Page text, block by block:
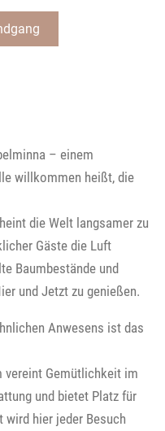
– einem
willkommen heißt, die
die Welt langsamer zu
Gäste die Luft
Baumbestände und
und Jetzt zu genießen.
Anwesens ist das
vereint Gemütlichkeit im
und bietet Platz für
wird hier jeder Besuch